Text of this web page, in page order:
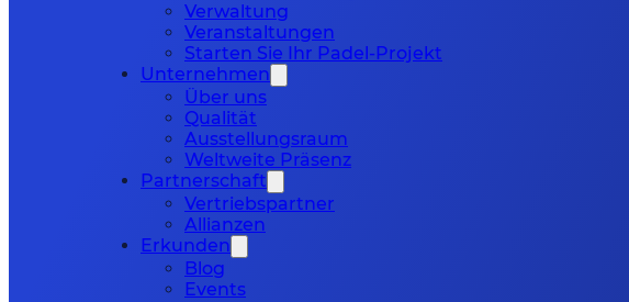
Verwaltung
Veranstaltungen
Starten Sie Ihr Padel-Projekt
Unternehmen
Über uns
Qualität
Ausstellungsraum
Weltweite Präsenz
Partnerschaft
Vertriebspartner
Allianzen
Erkunden
Blog
Events